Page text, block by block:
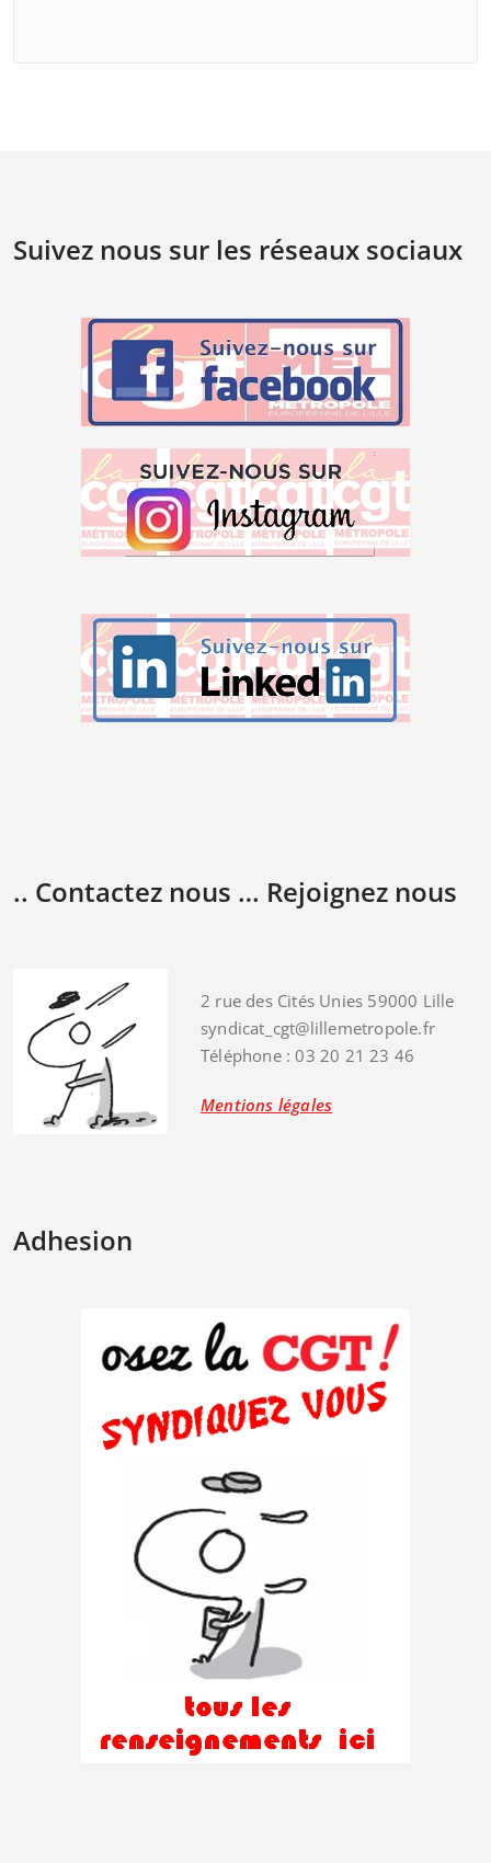
Suivez nous sur les réseaux sociaux
.. Contactez nous … Rejoignez nous
2 rue des Cités Unies 59000 Lille
syndicat_cgt@lillemetropole.fr
Téléphone : 03 20 21 23 46
Mentions légales
Adhesion